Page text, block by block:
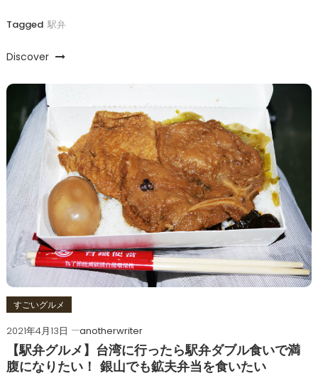
Tagged 駅弁
Discover
すごいグルメ
2021年4月13日
anotherwriter
【駅弁グルメ】台湾に行ったら駅弁ダブル食いで満
腹になりたい！ 銀山でも鉱夫弁当を食いたい